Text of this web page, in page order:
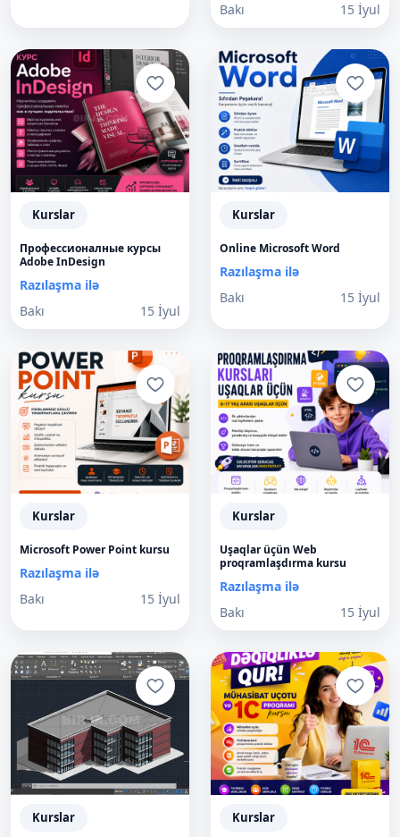
Bakı
15 İyul
Kurslar
Профессионалные курсы
Adobe InDesign
Razılaşma ilə
Bakı
15 İyul
Kurslar
Online Microsoft Word
Razılaşma ilə
Bakı
15 İyul
Kurslar
Microsoft Power Point kursu
Razılaşma ilə
Bakı
15 İyul
Kurslar
Uşaqlar üçün Web
proqramlaşdırma kursu
Razılaşma ilə
Bakı
15 İyul
Kurslar Kurslar